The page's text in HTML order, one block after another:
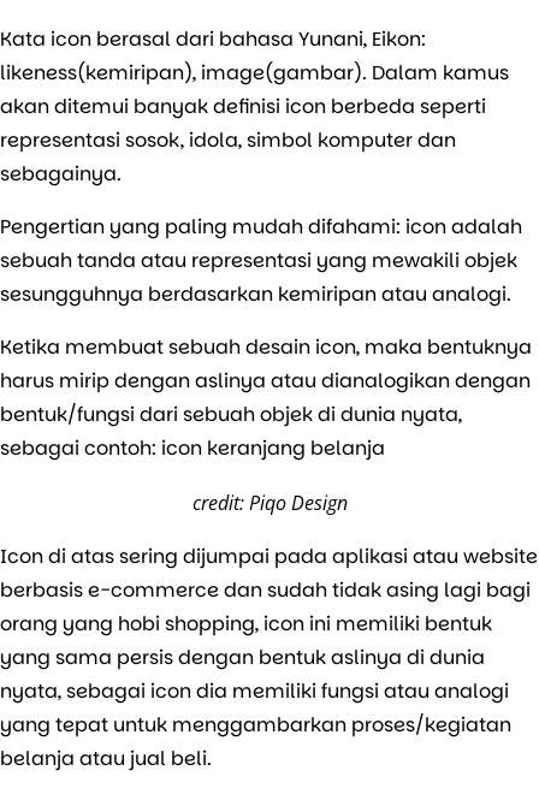
Kata icon berasal dari bahasa Yunani, Eikon:
likeness(kemiripan), image(gambar). Dalam kamus
akan ditemui banyak definisi icon berbeda seperti
representasi sosok, idola, simbol komputer dan
sebagainya.
Pengertian yang paling mudah difahami: icon adalah
sebuah tanda atau representasi yang mewakili objek
sesungguhnya berdasarkan kemiripan atau analogi.
Ketika membuat sebuah desain icon, maka bentuknya
harus mirip dengan aslinya atau dianalogikan dengan
bentuk/fungsi dari sebuah objek di dunia nyata,
sebagai contoh: icon keranjang belanja
credit: Piqo Design
Icon di atas sering dijumpai pada aplikasi atau website
berbasis e-commerce dan sudah tidak asing lagi bagi
orang yang hobi shopping, icon ini memiliki bentuk
yang sama persis dengan bentuk aslinya di dunia
nyata, sebagai icon dia memiliki fungsi atau analogi
yang tepat untuk menggambarkan proses/kegiatan
belanja atau jual beli.